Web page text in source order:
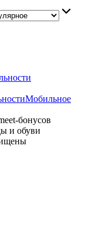
Мобильное
бонусов
и обуви